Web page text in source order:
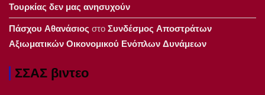
Τουρκίας δεν μας ανησυχούν
Πάσχου Αθανάσιος στοΣυνδέσμος Αποστράτων
Αξιωματικών Οικονομικού Ενόπλων Δυνάμεων
ΣΣΑΣ βιντεο